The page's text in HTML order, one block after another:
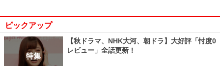
ピックアップ
特集
【秋ドラマ、NHK大河、朝ドラ】大好評「忖度0
レビュー」全話更新！